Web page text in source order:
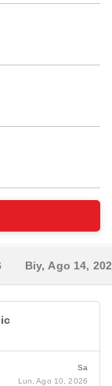
Biy, Ago 14,
Sa
Lun, Ago 10, 2026